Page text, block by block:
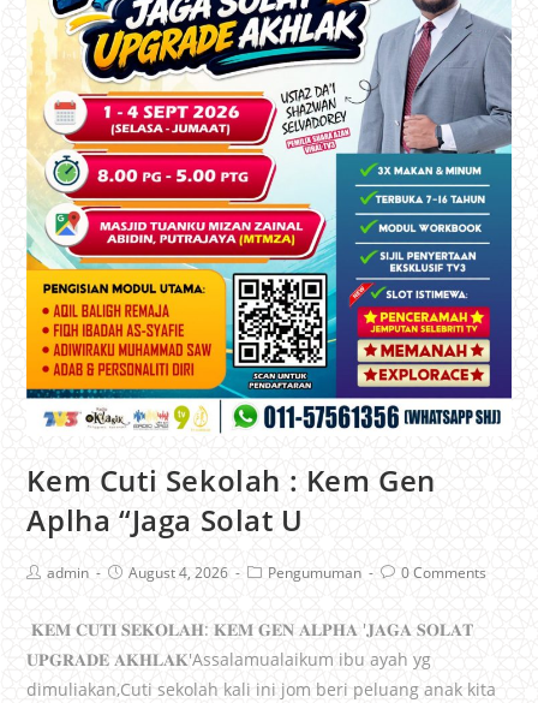
Kem Cuti Sekolah : Kem Gen
Aplha “Jaga Solat U
admin August 4, 2026 Pengumuman 0 Comments
𝐊𝐄𝐌 𝐂𝐔𝐓𝐈 𝐒𝐄𝐊𝐎𝐋𝐀𝐇: 𝐊𝐄𝐌 𝐆𝐄𝐍 𝐀𝐋𝐏𝐇𝐀 '𝐉𝐀𝐆𝐀 𝐒𝐎𝐋𝐀𝐓
𝐔𝐏𝐆𝐑𝐀𝐃𝐄 𝐀𝐊𝐇𝐋𝐀𝐊'Assalamualaikum ibu ayah yg
dimuliakan,Cuti sekolah kali ini jom beri peluang anak kita